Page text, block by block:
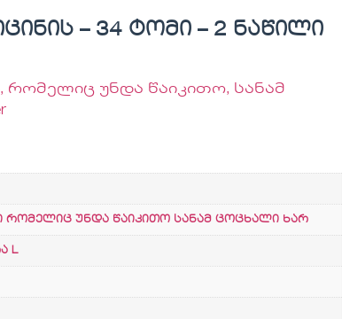
– 34 ტომი – 2 ნაწილი
რომელიც უნდა წაიკითო, სანამ
რომელიც უნდა წაიკითო სანამ ცოცხალი ხარ
L